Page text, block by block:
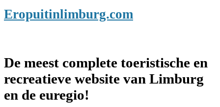
Eropuitinlimburg.com
De meest complete toeristische en
recreatieve website van Limburg
en de euregio!